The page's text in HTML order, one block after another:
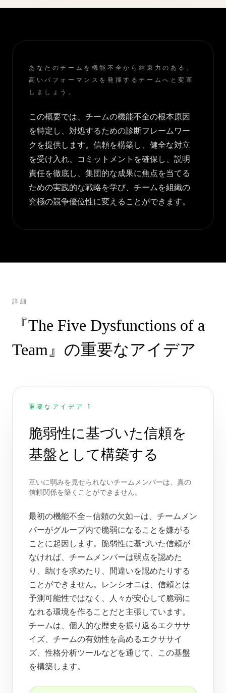
あなたのチームを機能不全から結束力のある、
高いパフォーマンスを発揮するチームへと変革
しましょう。
この概要では、チームの機能不全の根本原因
を特定し、対処するための診断フレームワー
クを提供します。信頼を構築し、健全な対立
を受け入れ、コミットメントを確保し、説明
責任を徹底し、集団的な成果に焦点を当てる
ための実践的な戦略を学び、チームを組織の
究極の競争優位性に変えることができます。
詳細
『The Five Dysfunctions of a
Team』の重要なアイデア
重要なアイデア 1
脆弱性に基づいた信頼を
基盤として構築する
互いに弱みを見せられないチームメンバーは、真の
信頼関係を築くことができません。
最初の機能不全—信頼の欠如—は、チームメン
バーがグループ内で脆弱になることを嫌がる
ことに起因します。脆弱性に基づいた信頼が
なければ、チームメンバーは弱点を認めた
り、助けを求めたり、間違いを認めたりする
ことができません。レンシオニは、信頼とは
予測可能性ではなく、人々が安心して脆弱に
なれる環境を作ることだと主張しています。
チームは、個人的な歴史を振り返るエクササ
イズ、チームの有効性を高めるエクササイ
ズ、性格分析ツールなどを通じて、この基盤
を構築します。